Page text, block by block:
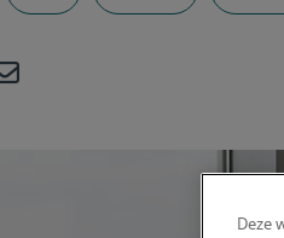
Deze